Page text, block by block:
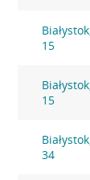
15
15
34